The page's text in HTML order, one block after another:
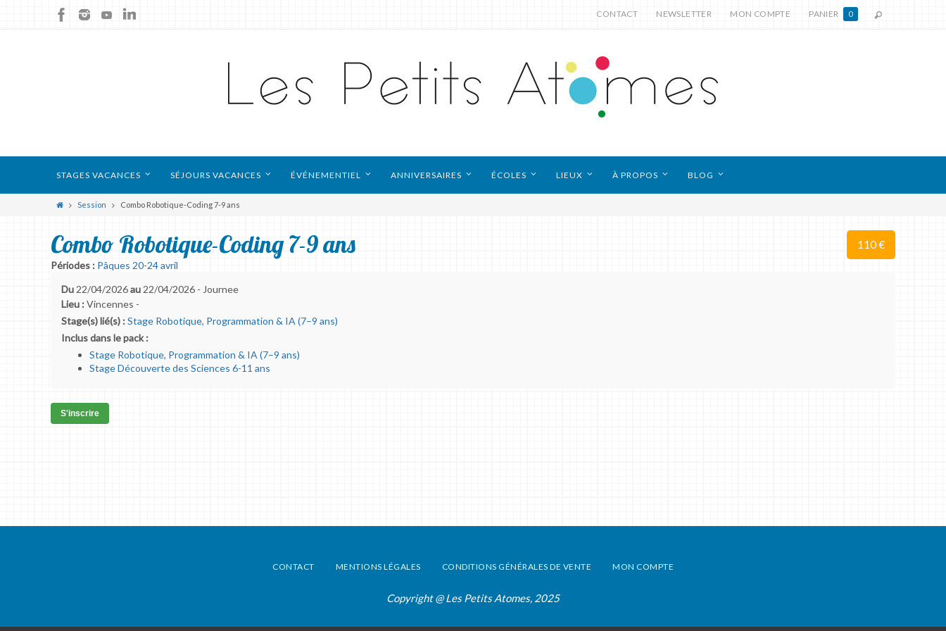
CONTACT NEWSLETTER MON COMPTE PANIER 0
STAGES VACANCES SÉJOURS VACANCES ÉVÉNEMENTIEL ANNIVERSAIRES ÉCOLES LIEUX À PROPOS BLOG
Session Combo Robotique-Coding 7-9 ans
110 €
Combo Robotique-Coding 7-9 ans
Périodes : Pâques 20-24 avril
Du 22/04/2026au 22/04/2026 - Journee
Lieu :Vincennes -
Stage(s) lié(s) :Stage Robotique, Programmation & IA (7–9 ans)
Inclus dans le pack :
Stage Robotique, Programmation & IA (7–9 ans)
Stage Découverte des Sciences 6-11 ans
S'inscrire
CONTACT MENTIONS LÉGALES CONDITIONS GÉNÉRALES DE VENTE MON COMPTE
Copyright @ Les Petits Atomes, 2025